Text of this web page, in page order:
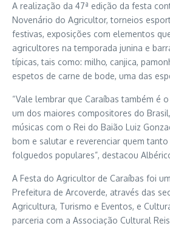
A realização da 47ª edição da festa
Novenário do Agricultor, torneios
festivas, exposições com elementos
agricultores na temporada junina e
típicas, tais como: milho, canjica,
espetos de carne de bode, uma das
“Vale lembrar que Caraíbas também é
um dos maiores compositores do
músicas com o Rei do Baião Luiz
bom e salutar e reverenciar quem
folguedos populares”, destacou
A Festa do Agricultor de Caraíbas foi
Prefeitura de Arcoverde, através das
Agricultura, Turismo e Eventos, e
parceria com a Associação Cultural